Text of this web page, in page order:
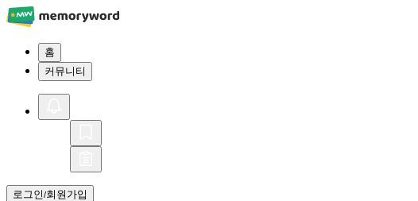
홈
커뮤니티
로그인/회원가입